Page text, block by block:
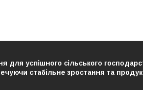
успішного сільського
стабільне зростання та